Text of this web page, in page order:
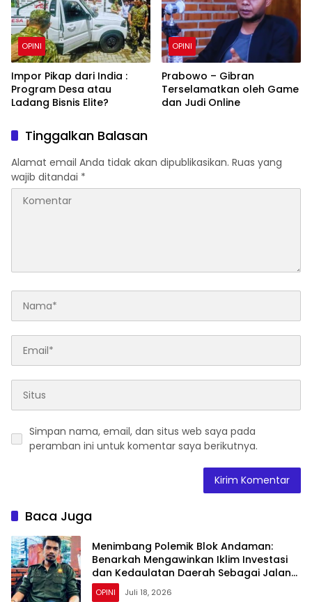
OPINI
Impor Pikap dari India :
Program Desa atau
Ladang Bisnis Elite?
OPINI
Prabowo – Gibran
Terselamatkan oleh Game
dan Judi Online
Tinggalkan Balasan
Alamat email Anda tidak akan dipublikasikan. Ruas yang
wajib ditandai *
Simpan nama, email, dan situs web saya pada
peramban ini untuk komentar saya berikutnya.
Baca Juga
Menimbang Polemik Blok Andaman:
Benarkah Mengawinkan Iklim Investasi
dan Kedaulatan Daerah Sebagai Jalan
Tengah?
OPINI Juli 18, 2026